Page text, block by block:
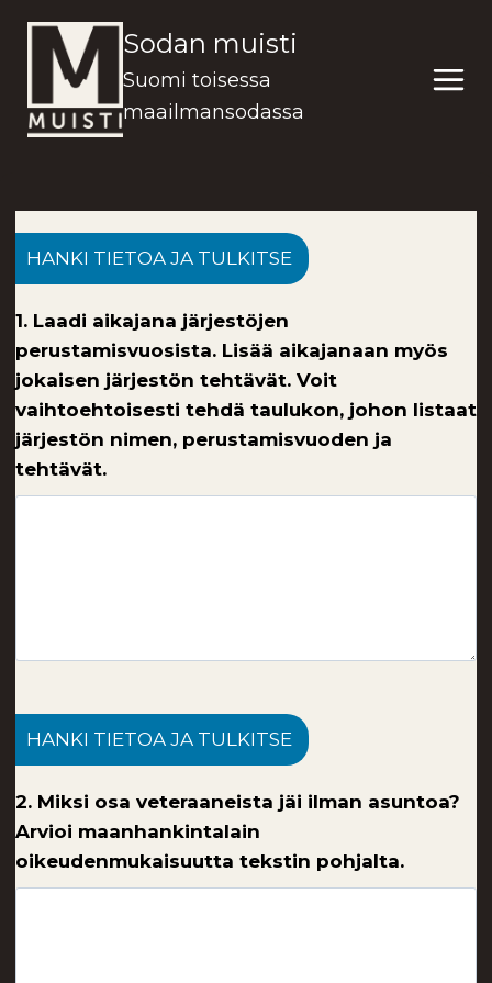
sisältöön
Sodan muisti
Suomi toisessa
maailmansodassa
HANKI TIETOA JA TULKITSE
1. Laadi aikajana järjestöjen
perustamisvuosista. Lisää aikajanaan myös
jokaisen järjestön tehtävät. Voit
vaihtoehtoisesti tehdä taulukon, johon listaat
järjestön nimen, perustamisvuoden ja
tehtävät.
HANKI TIETOA JA TULKITSE
2. Miksi osa veteraaneista jäi ilman asuntoa?
Arvioi maanhankintalain
oikeudenmukaisuutta tekstin pohjalta.